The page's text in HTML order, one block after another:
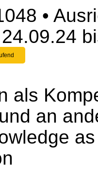
•
als
an